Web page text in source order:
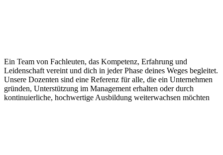
Ein Team von Fachleuten, das Kompetenz, Erfahrung und
Leidenschaft vereint und dich in jeder Phase deines Weges begleitet.
Unsere Dozenten sind eine Referenz für alle, die ein Unternehmen
gründen, Unterstützung im Management erhalten oder durch
kontinuierliche, hochwertige Ausbildung weiterwachsen möchten